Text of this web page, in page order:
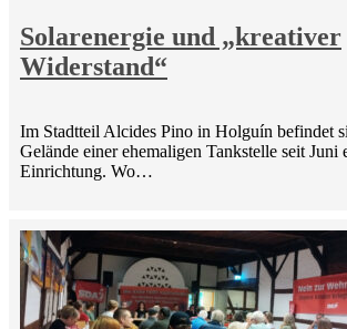
Solarenergie und „kreativer
Widerstand“
Im Stadtteil Alcides Pino in Holguín befindet
Gelände einer ehemaligen Tankstelle seit Juni
Einrichtung. Wo…